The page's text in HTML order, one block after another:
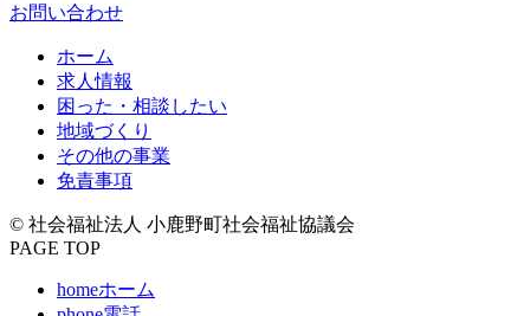
お問い合わせ
ホーム
求人情報
困った・相談したい
地域づくり
その他の事業
免責事項
© 社会福祉法人 小鹿野町社会福祉協議会
PAGE TOP
homeホーム